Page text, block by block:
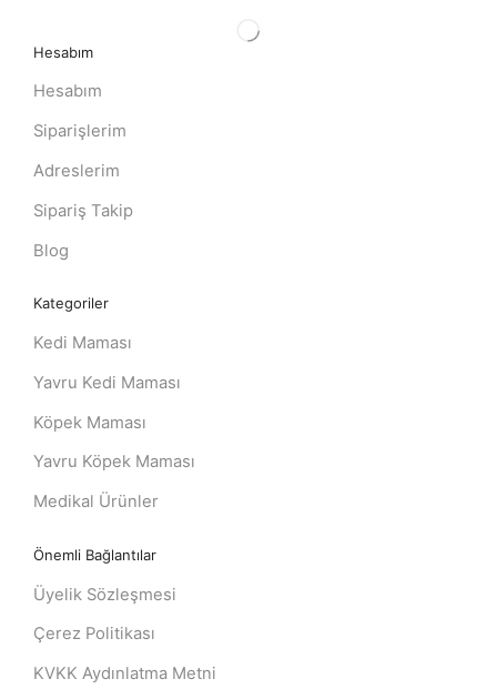
Hesabım
Hesabım
Siparişlerim
Adreslerim
Sipariş Takip
Blog
Kategoriler
Kedi Maması
Yavru Kedi Maması
Köpek Maması
Yavru Köpek Maması
Medikal Ürünler
Önemli Bağlantılar
Üyelik Sözleşmesi
Çerez Politikası
KVKK Aydınlatma Metni